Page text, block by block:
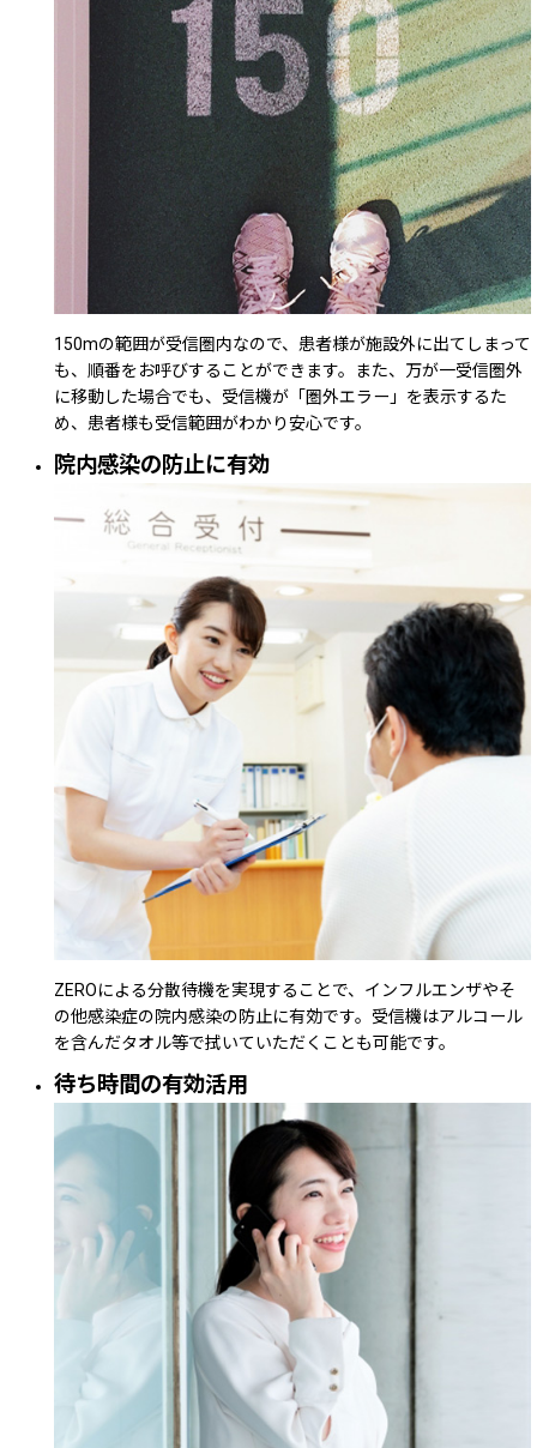
150mの範囲が受信圏内なので、患者様が施設外に出てしまって
も、順番をお呼びすることができます。また、万が一受信圏外
に移動した場合でも、受信機が「圏外エラー」を表示するた
め、患者様も受信範囲がわかり安心です。
院内感染の防止に有効
ZEROによる分散待機を実現することで、インフルエンザやそ
の他感染症の院内感染の防止に有効です。受信機はアルコール
を含んだタオル等で拭いていただくことも可能です。
待ち時間の有効活用